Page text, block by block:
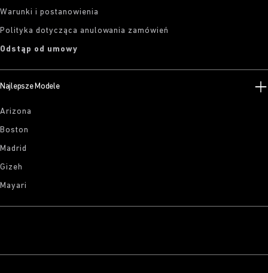
Warunki i postanowienia
Polityka dotycząca anulowania zamówień
Odstąp od umowy
Najlepsze Modele
Arizona
Boston
Madrid
Gizeh
Mayari